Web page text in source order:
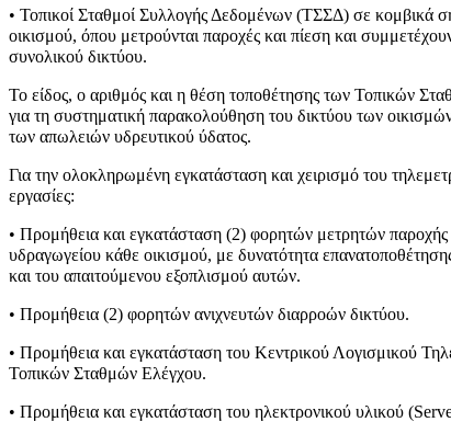
• Τοπικοί Σταθμοί Συλλογής Δεδομένων (ΤΣΣΔ) σε κομβικά
οικισμού, όπου μετρούνται παροχές και πίεση και
συνολικού δικτύου.
Το είδος, ο αριθμός και η θέση τοποθέτησης των Τοπικών
για τη συστηματική παρακολούθηση του δικτύου των
των απωλειών υδρευτικού ύδατος.
Για την ολοκληρωμένη εγκατάσταση και χειρισμό του
εργασίες:
• Προμήθεια και εγκατάσταση (2) φορητών μετρητών
υδραγωγείου κάθε οικισμού, με δυνατότητα
και του απαιτούμενου εξοπλισμού αυτών.
• Προμήθεια (2) φορητών ανιχνευτών διαρροών δικτύου.
• Προμήθεια και εγκατάσταση του Κεντρικού Λογισμικού
Τοπικών Σταθμών Ελέγχου.
• Προμήθεια και εγκατάσταση του ηλεκτρονικού υλικού (